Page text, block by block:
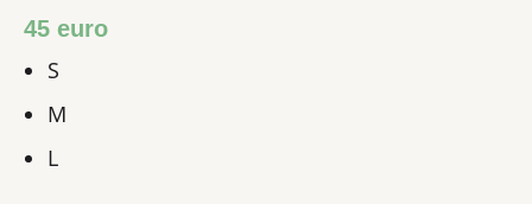
45 euro
S
M
L